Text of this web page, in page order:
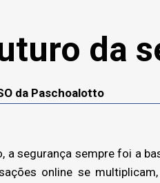
da
da Paschoalotto
a segurança sempre foi a
online se